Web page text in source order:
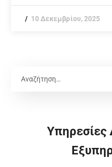
10 Δεκεμβρίου, 2025
Υπηρεσίες